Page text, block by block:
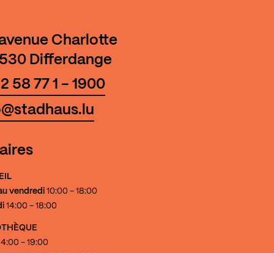
Charlotte
Differdange
58 77 1 - 1900
vendredi 10:00 - 18:00
14:00 - 18:00
- 19:00